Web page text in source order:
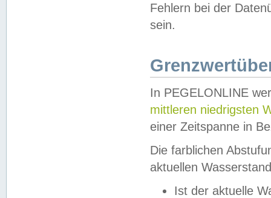
Fehlern bei der
sein.
In PEGELONLINE
mittleren niedrigsten
einer Zeitspanne in
Die farblichen
aktuellen
Ist der aktuelle